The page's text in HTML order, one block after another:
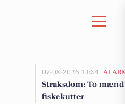
07-08-2026 14:34 |
Straksdom: To
fiskekutter